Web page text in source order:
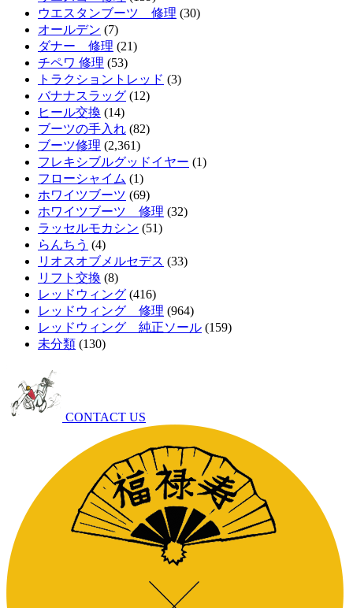
ウエスタンブーツ 修理 (30)
オールデン (7)
ダナー 修理 (21)
チペワ 修理 (53)
トラクショントレッド (3)
バナナスラッグ (12)
ヒール交換 (14)
ブーツの手入れ (82)
ブーツ修理 (2,361)
フレキシブルグッドイヤー (1)
フローシャイム (1)
ホワイツブーツ (69)
ホワイツブーツ 修理 (32)
ラッセルモカシン (51)
らんちう (4)
リオスオブメルセデス (33)
リフト交換 (8)
レッドウィング (416)
レッドウィング 修理 (964)
レッドウィング 純正ソール (159)
未分類 (130)
CONTACT US